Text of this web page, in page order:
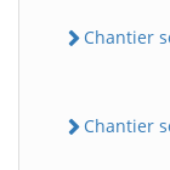
Chantier
Chantier